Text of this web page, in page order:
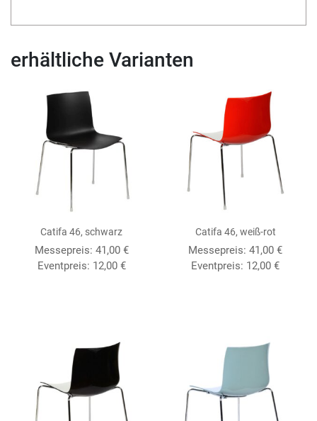
erhältliche Varianten
Catifa 46, schwarz
Messepreis: 41,00 €
Eventpreis: 12,00 €
Catifa 46, weiß-rot
Messepreis:41,00€
Eventpreis: 12,00€